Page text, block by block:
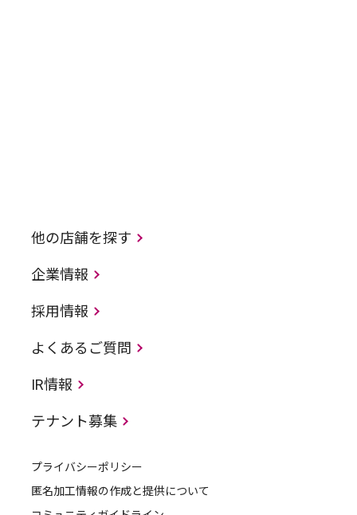
他の店舗を探す
企業情報
採用情報
よくあるご質問
IR情報
テナント募集
プライバシーポリシー
匿名加工情報の作成と提供について